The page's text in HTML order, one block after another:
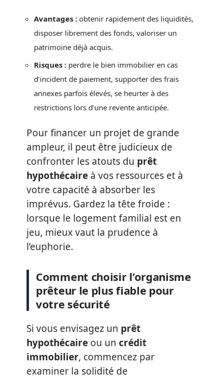
Avantages : obtenir rapidement des liquidités,
disposer librement des fonds, valoriser un
patrimoine déjà acquis.
Risques : perdre le bien immobilier en cas
d’incident de paiement, supporter des frais
annexes parfois élevés, se heurter à des
restrictions lors d’une revente anticipée.
Pour financer un projet de grande
ampleur, il peut être judicieux de
confronter les atouts du prêt
hypothécaire à vos ressources et à
votre capacité à absorber les
imprévus. Gardez la tête froide :
lorsque le logement familial est en
jeu, mieux vaut la prudence à
l’euphorie.
Comment choisir l’organisme
prêteur le plus fiable pour
votre sécurité
Si vous envisagez un prêt
hypothécaire ou un crédit
immobilier, commencez par
examiner la solidité de